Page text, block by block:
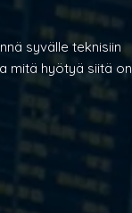
syvälle teknisiin
mitä hyötyä siitä on